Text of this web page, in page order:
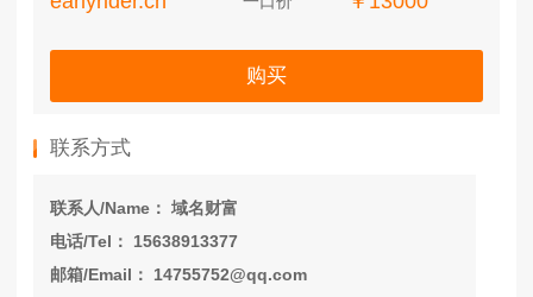
购买
联系方式
联系人/Name： 域名财富
电话/Tel： 15638913377
邮箱/Email： 14755752@qq.com